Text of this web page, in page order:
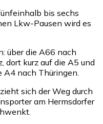
bis sechs
Lkw-Pausen wird es
über die A66 nach
dort kurz auf die A5 und
nach Thüringen.
sich der Weg durch
am Hermsdorfer